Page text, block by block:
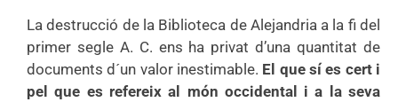
La destrucció de la Biblioteca de Alejandria a la fi del
primer segle A. C. ens ha privat d’una quantitat de
documents d´un valor inestimable. El que sí es cert i
pel que es refereix al món occidental i a la seva